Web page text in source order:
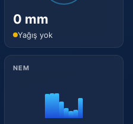
0 mm
Yağış yok
NEM